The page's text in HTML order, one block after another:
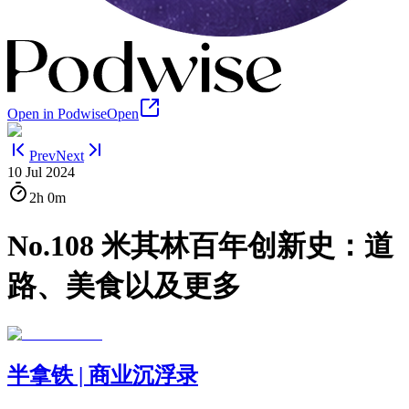
Open in PodwiseOpen
PrevNext
10 Jul 2024
2h 0m
No.108 米其林百年创新史：道
路、美食以及更多
半拿铁 | 商业沉浮录